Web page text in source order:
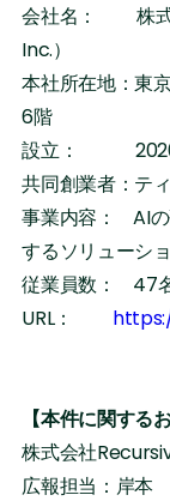
会社名： 株式
Inc.）
本社所在地：東
6階
設立： 2020
共同創業者：テ
事業内容： AIの
するソリューシ
従業員数： 47
URL：
【本件に関する
株式会社
広報担当：岸本